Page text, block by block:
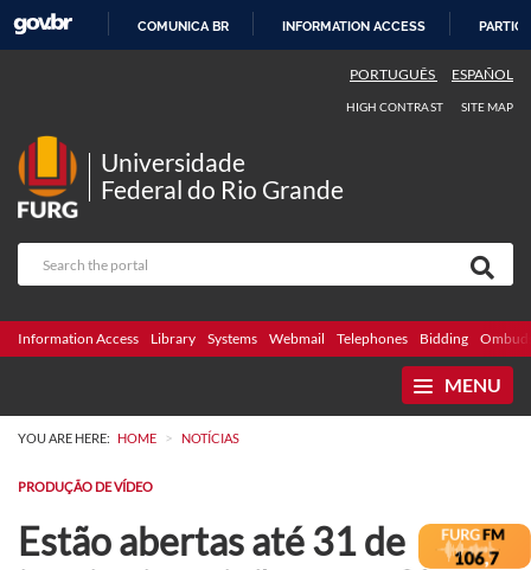
COMUNICA BR INFORMATION ACCESS
PORTUGUÊS ESPAÑOL
HIGH CONTRAST SITE MAP
Universidade
Federal do Rio Grande
Information Access Library Systems Webmail Telephones Bidding
MENU
YOU ARE HERE: HOME > NOTÍCIAS
PRODUÇÃO DE VÍDEO
Estão abertas até 31 de